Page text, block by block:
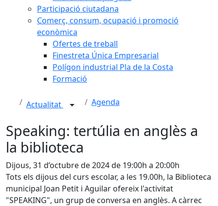
Participació ciutadana
Comerç, consum, ocupació i promoció
econòmica
Ofertes de treball
Finestreta Única Empresarial
Polígon industrial Pla de la Costa
Formació
Actualitat Agenda
Speaking: tertúlia en anglès a
la biblioteca
Dijous, 31 d’octubre de 2024 de 19:00h a 20:00h
Tots els dijous del curs escolar, a les 19.00h, la Biblioteca
municipal Joan Petit i Aguilar ofereix l'activitat
"SPEAKING", un grup de conversa en anglès. A càrrec